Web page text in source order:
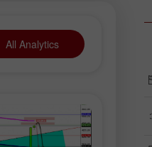
All Analytics